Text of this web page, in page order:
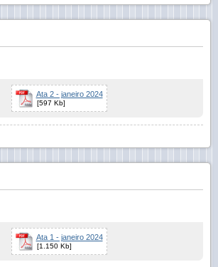
Ata 2 - janeiro 2024
[597 Kb]
Ata 1 - janeiro 2024
[1.150 Kb]